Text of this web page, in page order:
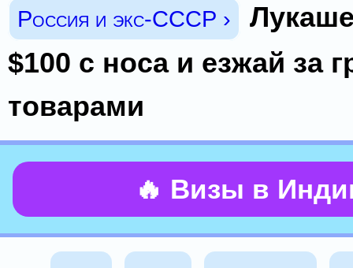
Россия и экс-СССР ›
$100 с носа и езжай за
товарами
🔥 Визы в